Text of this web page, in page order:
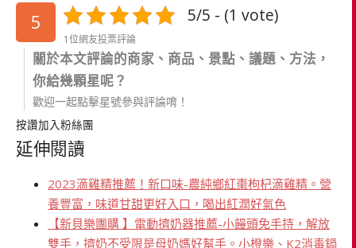
5
5/5 - (1 vote)
1位網友投票評論
關於本文評論的商家、商品、景點、議題、方法，
你給幾顆星呢？
歡迎一起點擊星號參與評論唷！
按讚加入粉絲團
延伸閱讀
2023滴雞精推薦！新口味-農純鄉紅棗枸杞滴雞精。營
養豐富，味道甘甜更好入口，喝出紅潤好氣色
【新貝樂團購 】電動擠奶器推薦-小饅頭免手持，解放
雙手，擠奶不受限是母奶媽好幫手。小橙樂、K2消毒鍋